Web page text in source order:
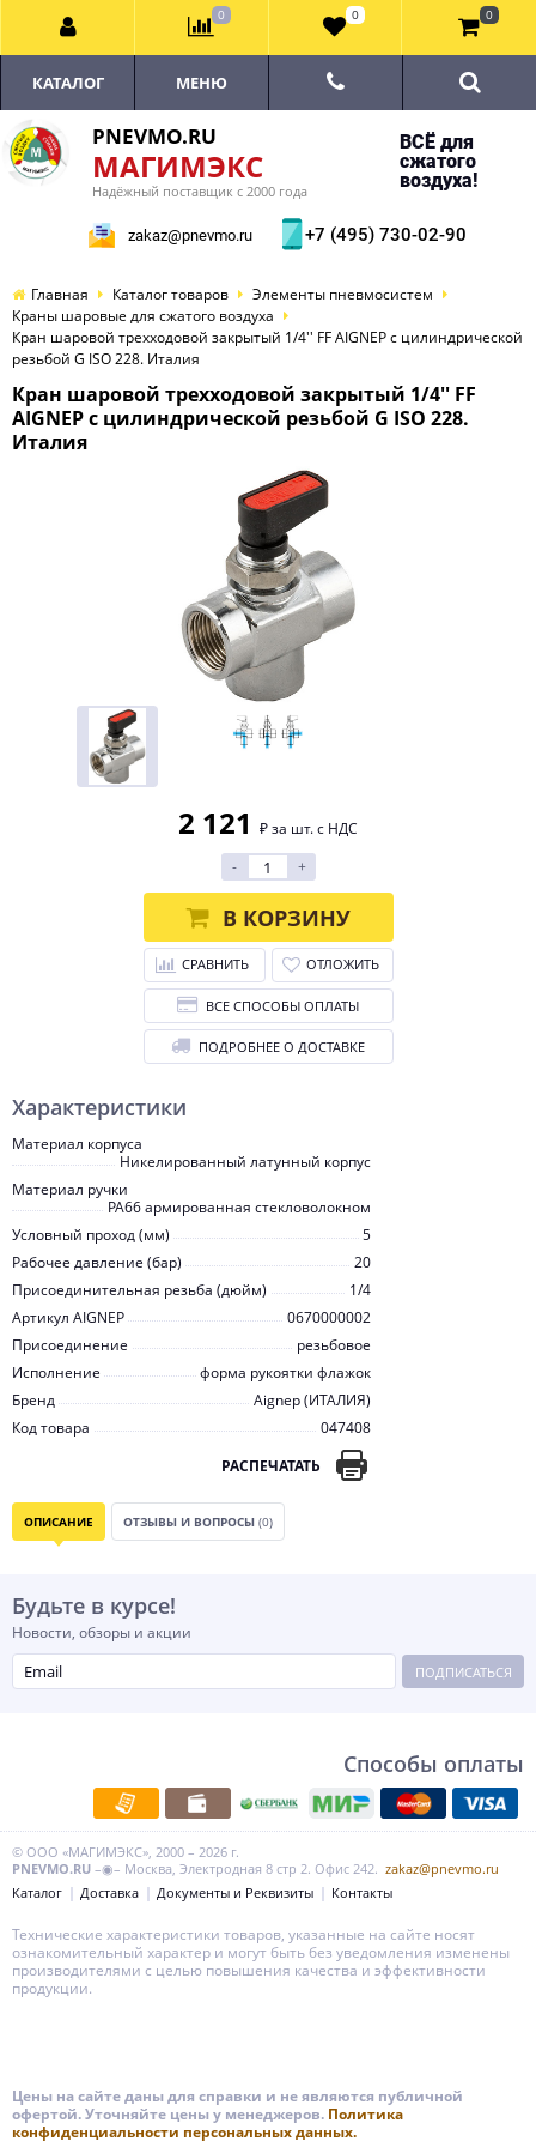
PNEVMO.RU
МАГИМЭКС
Надёжный поставщик с 2000 года
ВСЁ для
сжатого
воздуха!
zakaz@pnevmo.ru +7 (495) 730-02-90
КАТАЛОГ МЕНЮ
Главная Каталог товаров
Элементы пневмосистем
Краны шаровые для сжатого воздуха
Кран шаровой трехходовой закрытый 1/4'' FF AIGNEP с цилиндрической
резьбой G ISO 228. Италия
Кран шаровой трехходовой закрытый 1/4'' FF
AIGNEP с цилиндрической резьбой G ISO 228.
Италия
Характеристики
Материал корпуса
Никелированный латунный корпус
Материал ручки
PA66 армированная стекловолокном
Условный проход (мм)
5
Рабочее давление (бар)
20
Присоединительная резьба (дюйм)
1/4
Артикул AIGNEP
0670000002
Присоединение
резьбовое
Исполнение
форма рукоятки флажок
Бренд
Aignep (ИТАЛИЯ)
Код товара
047408
РАСПЕЧАТАТЬ
2 121 ₽ за шт. с НДС
-
+
В КОРЗИНУ
СРАВНИТЬ ОТЛОЖИТЬ
ВСЕ СПОСОБЫ ОПЛАТЫ
ПОДРОБНЕЕ О ДОСТАВКЕ
ОПИСАНИЕ ОТЗЫВЫ И ВОПРОСЫ (0)
Будьте в курсе!
Новости, обзоры и акции
ПОДПИСАТЬСЯ
Способы оплаты
© ООО «МАГИМЭКС», 2000 – 2026 г.
PNEVMO.RU –◉– Москва, Электродная 8 стр 2. Офис 242. zakaz@pnevmo.ru
Каталог
Доставка Документы и Реквизиты Контакты
0 0 0
Технические характеристики товаров, указанные на сайте носят
ознакомительный характер и могут быть без уведомления изменены
производителями с целью повышения качества и эффективности
продукции.
Цены на сайте даны для справки и не являются публичной
офертой. Уточняйте цены у менеджеров. Политика
конфиденциальности персональных данных.